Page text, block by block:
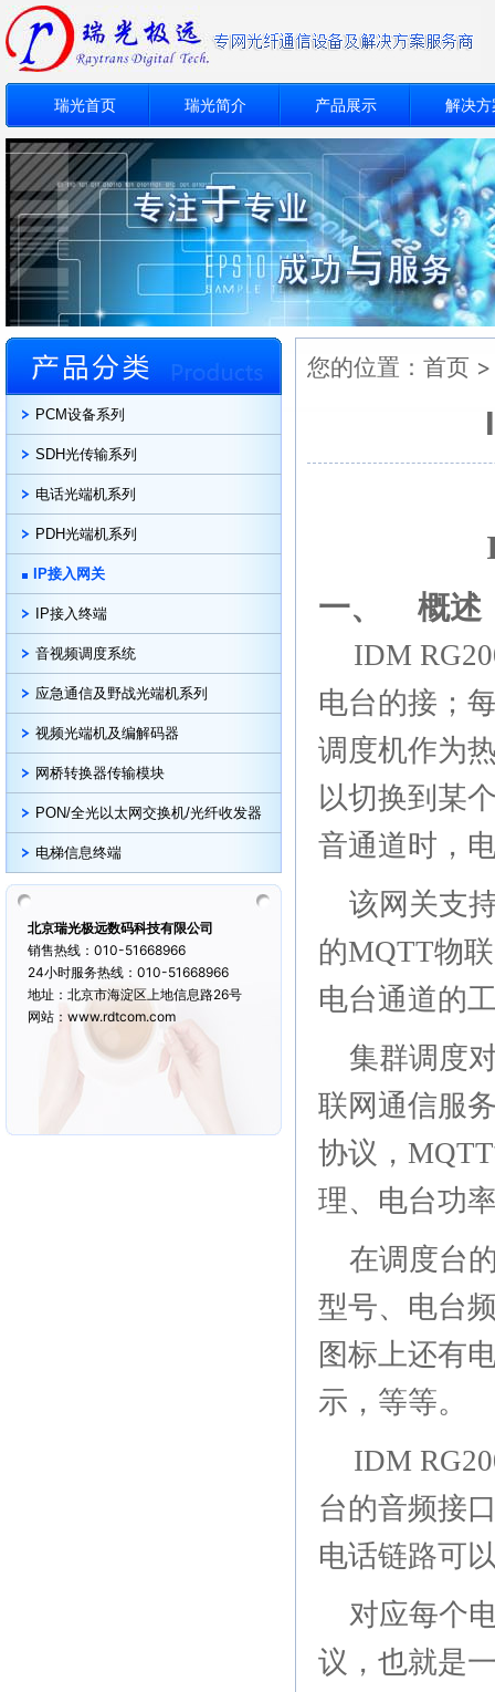
瑞光首页 瑞光简介 产品展示 解决方
PCM设备系列
SDH光传输系列
电话光端机系列
PDH光端机系列
IP接入网关
IP接入终端
音视频调度系统
应急通信及野战光端机系列
视频光端机及编解码器
网桥转换器传输模块
PON/全光以太网交换机/光纤收发器
电梯信息终端
北京瑞光极远数码科技有限公司
销售热线：010-51668966
24小时服务热线：010-51668966
地址：北京市海淀区上地信息路26号
网站：www.rdtcom.com
您的位置： 首页
一、 概述
IDM
电台的接；
调度机作为
以切换到某
音通道时，
该网关支
的MQTT物
电台通道的
集群调度
联网通信服
协议， MQTT
理、电台功
在调度台
型号、电台
图标上还有
示，等等。
IDM
台的音频接
电话链路可
对应每个
议，也就是